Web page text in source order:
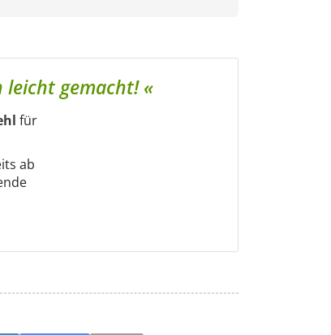
leicht gemacht! «
für
ab